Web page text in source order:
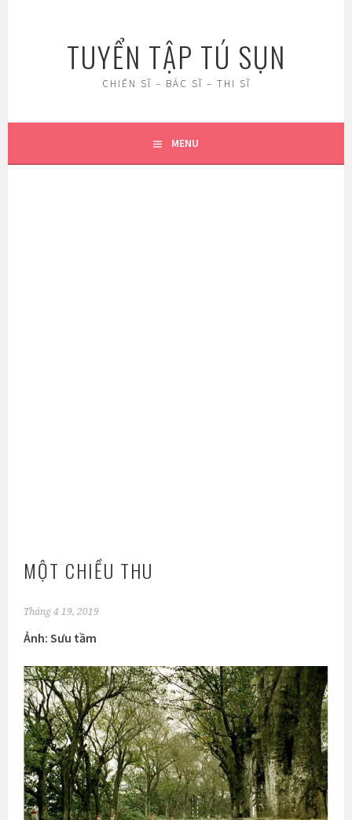
TUYỂN TẬP TÚ SỤN
CHIẾN SĨ – BÁC SĨ – THI SĨ
MENU
MỘT CHIỀU THU
Tháng 4 19, 2019
Ảnh: Sưu tầm